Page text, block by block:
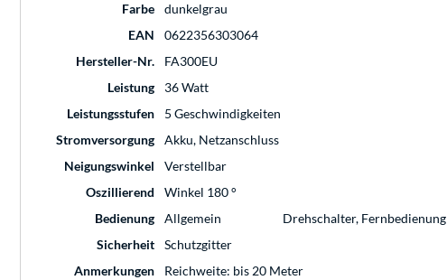
Farbe
dunkelgrau
EAN
0622356303064
Hersteller-Nr.
FA300EU
Leistung
36 Watt
Leistungsstufen
5 Geschwindigkeiten
Stromversorgung
Akku, Netzanschluss
Neigungswinkel
Verstellbar
Oszillierend
Winkel 180 °
Bedienung
Allgemein
Drehschalter, Fernbedienung
Sicherheit
Schutzgitter
Anmerkungen
Reichweite: bis 20 Meter